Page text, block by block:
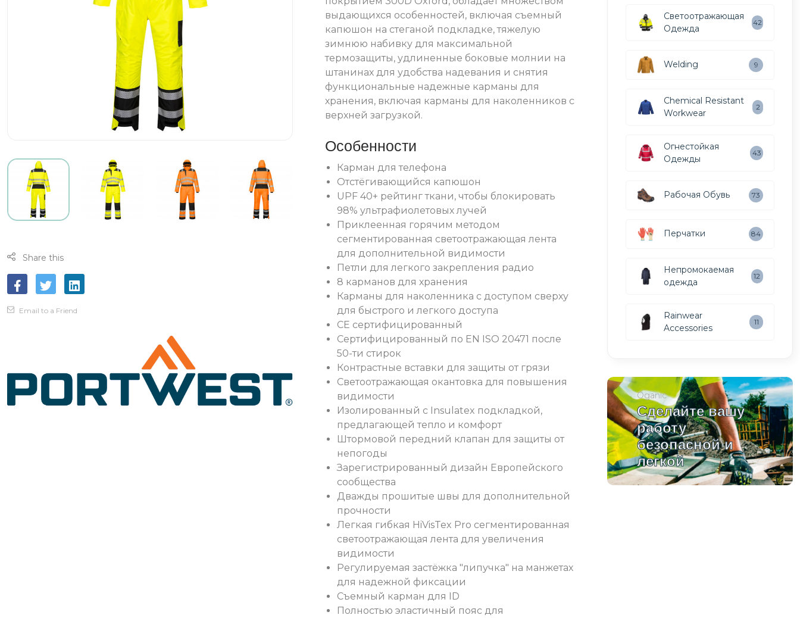
Share this
Email to a Friend
выдающихся особенностей, включая съемный
капюшон на стеганой подкладке, тяжелую
зимнюю набивку для максимальной
термозащиты, удлиненные боковые молнии на
штанинах для удобства надевания и снятия
функциональные надежные карманы для
хранения, включая карманы для наколенников с
верхней загрузкой.
Особенности
Карман для телефона
Отстёгивающийся капюшон
UPF 40+ рейтинг ткани, чтобы блокировать
98% ультрафиолетовых лучей
Приклеенная горячим методом
сегментированная светоотражающая лента
для дополнительной видимости
Петли для легкого закрепления радио
8 карманов для хранения
Карманы для наколенника с доступом сверху
для быстрого и легкого доступа
CE сертифицированный
Сертифицированный по EN ISO 20471 после
50-ти стирок
Контрастные вставки для защиты от грязи
Светоотражающая окантовка для повышения
видимости
Изолированный с Insulatex подкладкой,
предлагающей тепло и комфорт
Штормовой передний клапан для защиты от
непогоды
Зарегистрированный дизайн Европейского
сообщества
Дважды прошитые швы для дополнительной
прочности
Легкая гибкая НiVisTex Pro сегментированная
светоотражающая лента для увеличения
видимости
Регулируемая застёжка "липучка" на манжетах
для надежной фиксации
Съемный карман для ID
Полностью эластичный пояс для
Светоотражающая
Одежда
42
Welding 9
Chemical Resistant
Workwear
2
Огнестойкая
Одежды
43
Рабочая Обувь 73
Перчатки 84
Непромокаемая
одежда
12
Rainwear
Accessories
11
Oganic
Сделайте вашу
работу
безопасной и
легкой